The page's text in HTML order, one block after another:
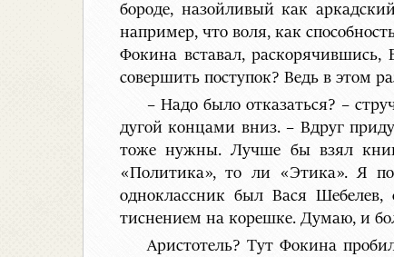
бороде, назойливый как
например, что воля, как
Фокина вставал,
совершить поступок? Ведь в этом
– Надо было отказаться? –
дугой концами вниз. – Вдруг
тоже нужны. Лучше бы взял
«Политика», то ли «Этика». Я
одноклассник был Вася
тиснением на корешке. Думаю, и
Аристотель? Тут Фокина